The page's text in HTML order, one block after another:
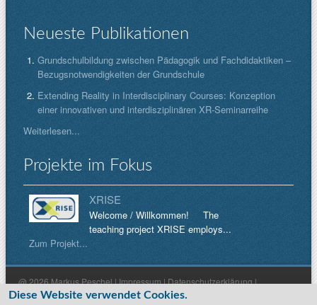
Neueste Publikationen
Grundschulbildung zwischen Pädagogik und Fachdidaktiken –
Bezugsnotwendigkeiten der Grundschule
Extending Reality in Interdisciplinary Courses: Konzeption
einer innovativen und interdisziplinären XR-Seminarreihe
Weiterlesen...
Projekte im Fokus
XRISE
Welcome / Willkommen! The
teaching project XRISE employs...
Zum Projekt...
@ 2026 Markus Peschel |Impressum|Datenschutzerklärung|
Haftungsausschluss
Diese Website verwendet Cookies.